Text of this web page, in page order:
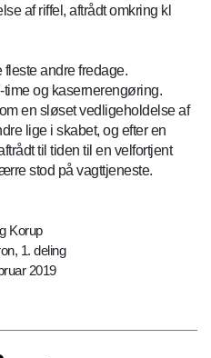
af riffel, aftrådt omkring kl
andre fredage.
og kasernerengøring.
en sløset vedligeholdelse af
lige i skabet, og efter en
til tiden til en velfortjent
stod på vagttjeneste.
Korup
1. deling
2019